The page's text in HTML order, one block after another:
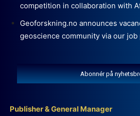
competition in collaboration with
Geoforskning.no announces
geoscience community via our job
Abonnér på
Publisher & General Manager